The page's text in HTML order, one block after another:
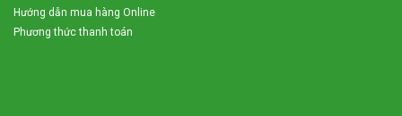
Hướng dẫn mua hàng Online
Phương thức thanh toán